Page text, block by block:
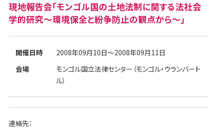
現地報告会「モンゴル国の土地法制に関する法社会
学的研究～環境保全と紛争防止の観点から～」
開催日時
2008年09月10日～2008年09月11日
会場
モンゴル国立法律センター（モンゴル・ウランバート
ル）
連絡先：